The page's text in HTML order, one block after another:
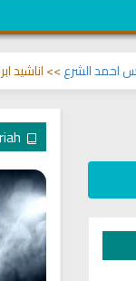
الشرع>> اناشيد